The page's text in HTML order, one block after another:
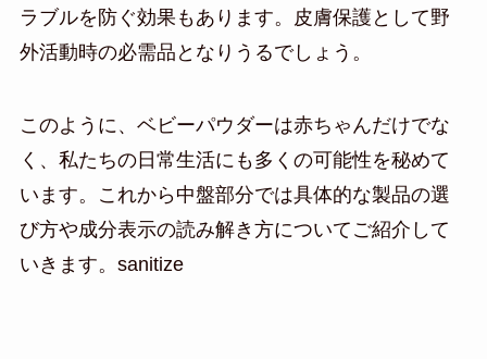
ラブルを防ぐ効果もあります。皮膚保護として野
外活動時の必需品となりうるでしょう。
このように、ベビーパウダーは赤ちゃんだけでな
く、私たちの日常生活にも多くの可能性を秘めて
います。これから中盤部分では具体的な製品の選
び方や成分表示の読み解き方についてご紹介して
いきます。sanitize